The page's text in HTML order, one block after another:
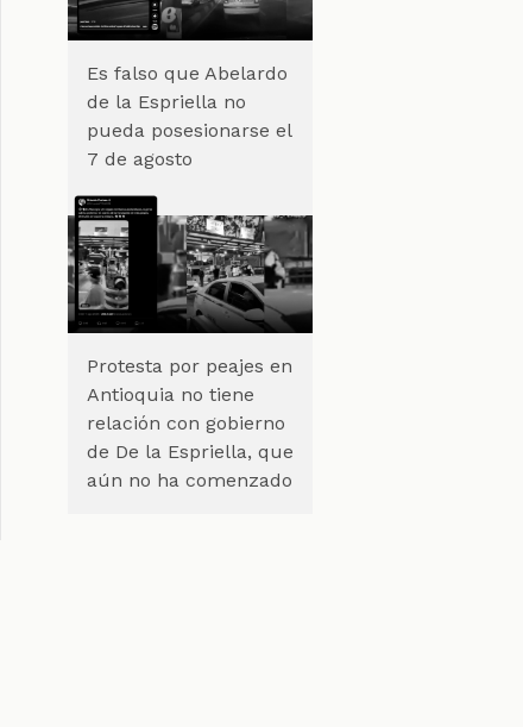
Es falso que Abelardo
de la Espriella no
pueda posesionarse el
7 de agosto
Protesta por peajes en
Antioquia no tiene
relación con gobierno
de De la Espriella, que
aún no ha comenzado